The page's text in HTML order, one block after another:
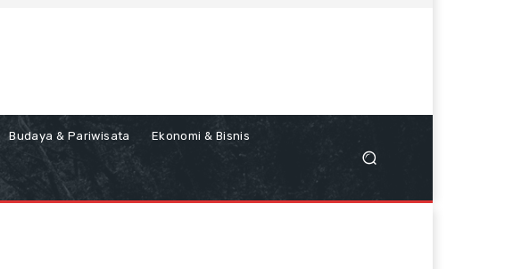
Budaya & Pariwisata Ekonomi & Bisnis